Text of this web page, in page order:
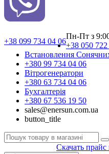
+38 099 734 04 06
Пн-Пт з
+38 050
Встановлення
+380 99 734 04 06
Вітрогенератори
+380 63 734 04 06
Бухгалтерія
+380 67 536 19 50
sales@enersun.com.ua
button_title
Скачать